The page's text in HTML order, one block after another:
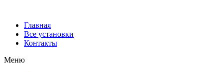
Главная
Все установки
Контакты
Меню